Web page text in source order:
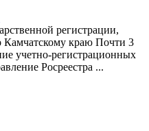
регистрации,
Камчатскому краю Почти 3
учетно-регистрационных
Росреестра ...